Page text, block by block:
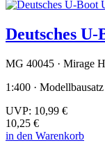
Deutsches
MG 40045 · Mirage
1:400 · Modellbausatz
UVP: 10,99 €
10,25 €
in den Warenkorb